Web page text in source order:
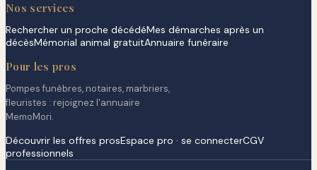
Nos services
Rechercher un proche décédéMes démarches après un
décèsMémorial animal gratuitAnnuaire funéraire
Pour les pros
Pompes funèbres, notaires, marbriers,
fleuristes : rejoignez l'annuaire
MemoMori.
Découvrir les offres prosEspace pro · se connecterCGV
professionnels